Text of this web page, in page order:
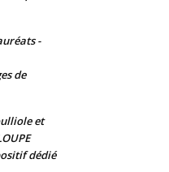
-
de
et
dédié